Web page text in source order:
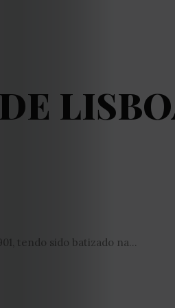
tendo sido batizado na...